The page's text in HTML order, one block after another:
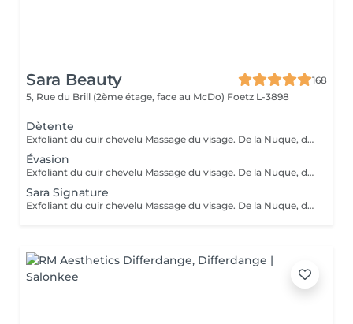
Sara Beauty
168
5, Rue du Brill (2ème étage, face au McDo) Foetz L-3898
Dètente
Exfoliant du cuir chevelu Massage du visage. De la Nuque, des Épaules, des Bras et du cuir chevelu Cascade d'eau Shampoing Soin Séchage simple
Évasion
Exfoliant du cuir chevelu Massage du visage. De la Nuque, des Epaules, des Bras et du cuir chevelu Cascade d'eau Shampoing Soin Séchage+Lissage ou Boucles
Sara Signature
Exfoliant du cuir chevelu Massage du visage. De la Nuque, des Épaules, des Bras et du cuir chevelu Vapeur Cascade d'eau gommage+masque visage Shampoing Soin Séchage+lissage ou boucles